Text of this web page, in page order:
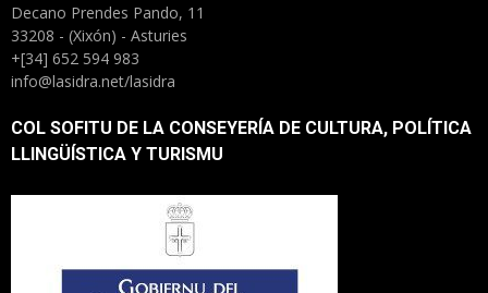
Decano Prendes Pando, 11
33208 - (Xixón) - Asturies
+[34] 652 594 983
info@lasidra.net/lasidra
COL SOFITU DE LA CONSEYERÍA DE CULTURA, POLÍTICA
LLINGÜÍSTICA Y TURISMU